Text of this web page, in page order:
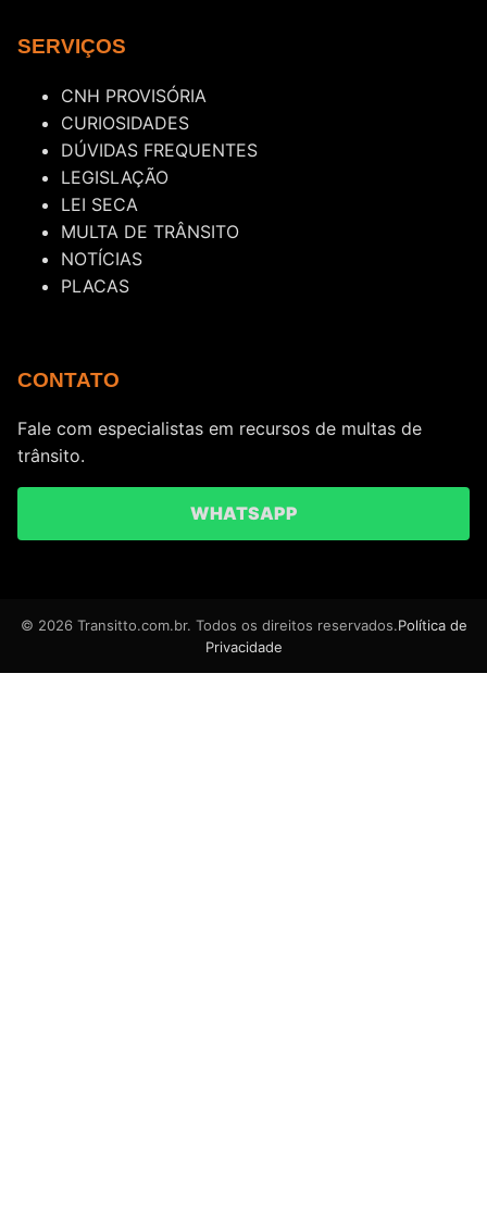
SERVIÇOS
CNH PROVISÓRIA
CURIOSIDADES
DÚVIDAS FREQUENTES
LEGISLAÇÃO
LEI SECA
MULTA DE TRÂNSITO
NOTÍCIAS
PLACAS
CONTATO
Fale com especialistas em recursos de multas de
trânsito.
WHATSAPP
© 2026 Transitto.com.br. Todos os direitos reservados.Política de
Privacidade